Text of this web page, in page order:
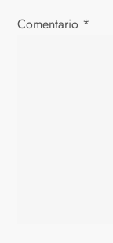
Comentario *